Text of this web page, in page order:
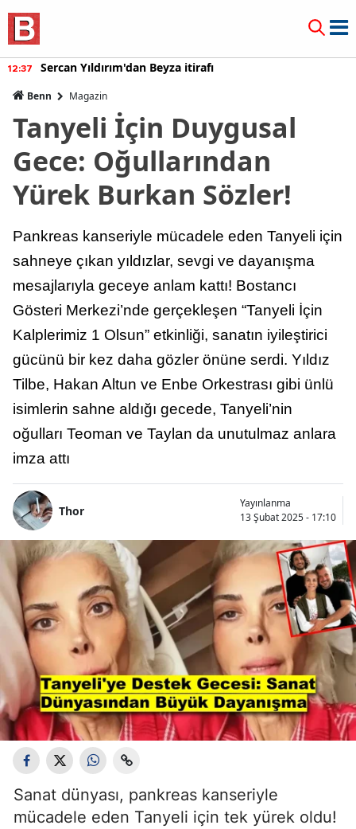
12:37 Sercan Yıldırım'dan Beyza itirafı
Benn Magazin
Tanyeli İçin Duygusal
Gece: Oğullarından
Yürek Burkan Sözler!
Pankreas kanseriyle mücadele eden Tanyeli için
sahneye çıkan yıldızlar, sevgi ve dayanışma
mesajlarıyla geceye anlam kattı! Bostancı
Gösteri Merkezi’nde gerçekleşen “Tanyeli İçin
Kalplerimiz 1 Olsun” etkinliği, sanatın iyileştirici
gücünü bir kez daha gözler önüne serdi. Yıldız
Tilbe, Hakan Altun ve Enbe Orkestrası gibi ünlü
isimlerin sahne aldığı gecede, Tanyeli’nin
oğulları Teoman ve Taylan da unutulmaz anlara
imza attı
Thor
Yayınlanma
13 Şubat 2025 - 17:10
Sanat dünyası, pankreas kanseriyle
mücadele eden Tanyeli için tek yürek oldu!